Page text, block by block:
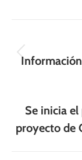
entre
Se inicia
proyecto de